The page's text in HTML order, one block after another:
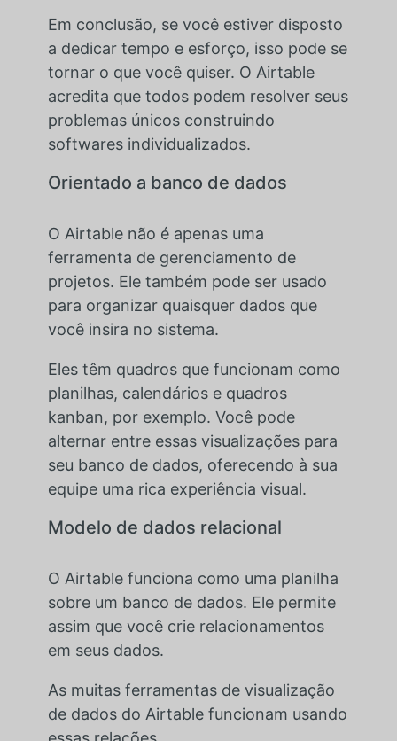
Em conclusão, se você estiver disposto
a dedicar tempo e esforço, isso pode se
tornar o que você quiser. O Airtable
acredita que todos podem resolver seus
problemas únicos construindo
softwares individualizados.
Orientado a banco de dados
O Airtable não é apenas uma
ferramenta de gerenciamento de
projetos. Ele também pode ser usado
para organizar quaisquer dados que
você insira no sistema.
Eles têm quadros que funcionam como
planilhas, calendários e quadros
kanban, por exemplo. Você pode
alternar entre essas visualizações para
seu banco de dados, oferecendo à sua
equipe uma rica experiência visual.
Modelo de dados relacional
O Airtable funciona como uma planilha
sobre um banco de dados. Ele permite
assim que você crie relacionamentos
em seus dados.
As muitas ferramentas de visualização
de dados do Airtable funcionam usando